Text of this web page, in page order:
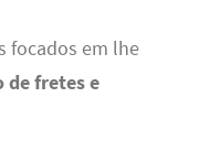
focados em lhe
de fretes e